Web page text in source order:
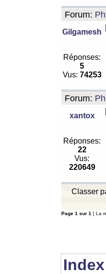
Forum:
Gilgamesh
Réponses:
5
Vus: 74253
Forum:
xantox
Réponses:
22
Vus:
220649
Classer
Page 1 sur 1 [ La